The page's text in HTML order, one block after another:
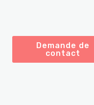
Demande de
contact